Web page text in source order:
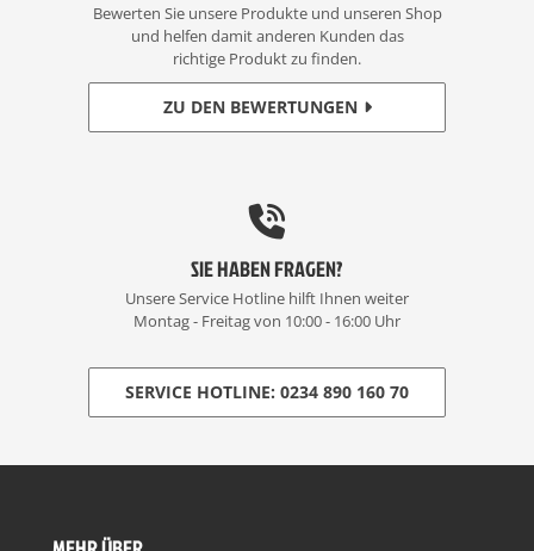
Bewerten Sie unsere Produkte und unseren Shop
und helfen damit anderen Kunden das
richtige Produkt zu finden.
ZU DEN BEWERTUNGEN
SIE HABEN FRAGEN?
Unsere Service Hotline hilft Ihnen weiter
Montag - Freitag von 10:00 - 16:00 Uhr
SERVICE HOTLINE: 0234 890 160 70